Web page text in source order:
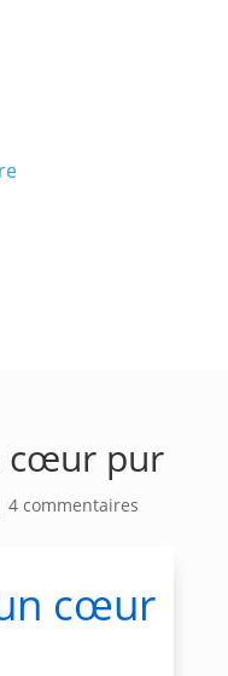
cœur pur
4 commentaires
cœur